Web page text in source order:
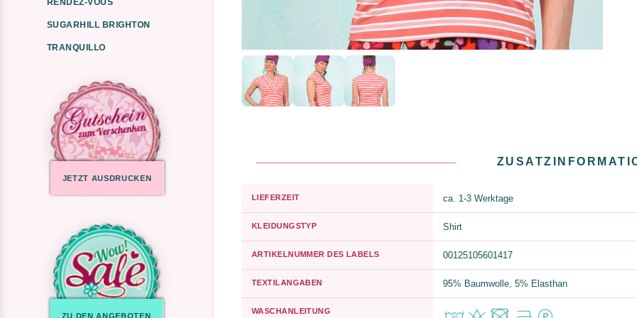
RENDEZ-VOUS
SUGARHILL BRIGHTON
TRANQUILLO
JETZT AUSDRUCKEN
ZU DEN ANGEBOTEN
LIEFERZEIT ca. 1-3 Werktage
KLEIDUNGSTYP Shirt
ARTIKELNUMMER DES LABELS 00125105601417
TEXTILANGABEN 95% Baumwolle, 5% Elasthan
WASCHANLEITUNG